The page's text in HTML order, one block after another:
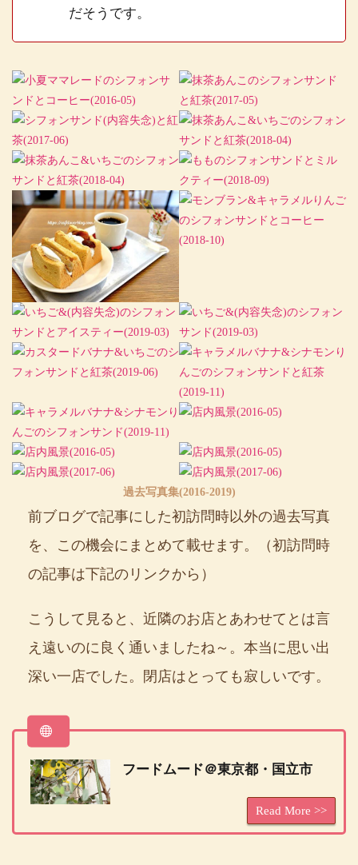
だそうです。
過去写真集(2016-2019)
前ブログで記事にした初訪問時以外の過去写真
を、この機会にまとめて載せます。（初訪問時
の記事は下記のリンクから）
こうして見ると、近隣のお店とあわせてとは言
え遠いのに良く通いましたね～。本当に思い出
深い一店でした。閉店はとっても寂しいです。
フードムード＠東京都・国立市